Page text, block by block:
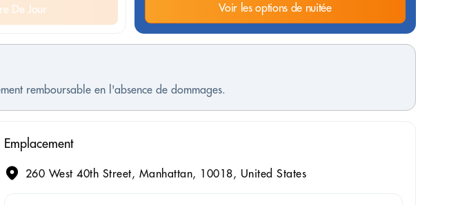
De Jour Voir les options de nuitée
remboursable en l'absence de dommages.
Emplacement
260 West 40th Street, Manhattan, 10018, United States